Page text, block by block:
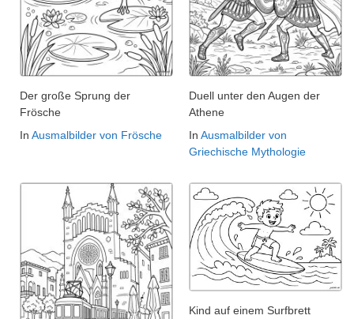
Der große Sprung der
Frösche
In Ausmalbilder von Frösche
Duell unter den Augen der
Athene
In Ausmalbilder von
Griechische Mythologie
Kind auf einem Surfbrett